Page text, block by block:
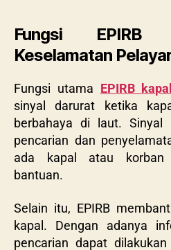
Fungsi EPIRB
Keselamatan
Fungsi utama EPIRB kapal
sinyal darurat ketika
berbahaya di laut. Sinyal
pencarian dan
ada kapal atau korban
bantuan.
Selain itu, EPIRB
kapal. Dengan adanya
pencarian dapat